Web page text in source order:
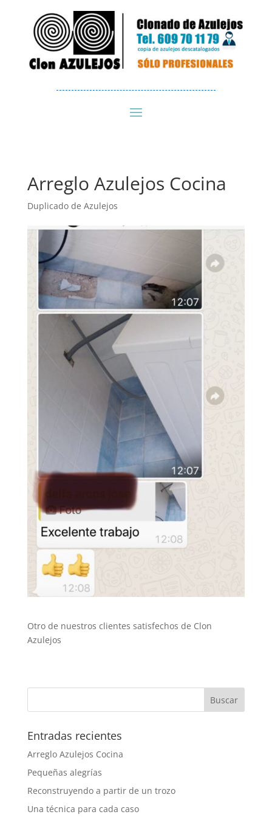
Arreglo Azulejos Cocina
Duplicado de Azulejos
Otro de nuestros clientes satisfechos de Clon
Azulejos
Entradas recientes
Arreglo Azulejos Cocina
Pequeñas alegrías
Reconstruyendo a partir de un trozo
Una técnica para cada caso